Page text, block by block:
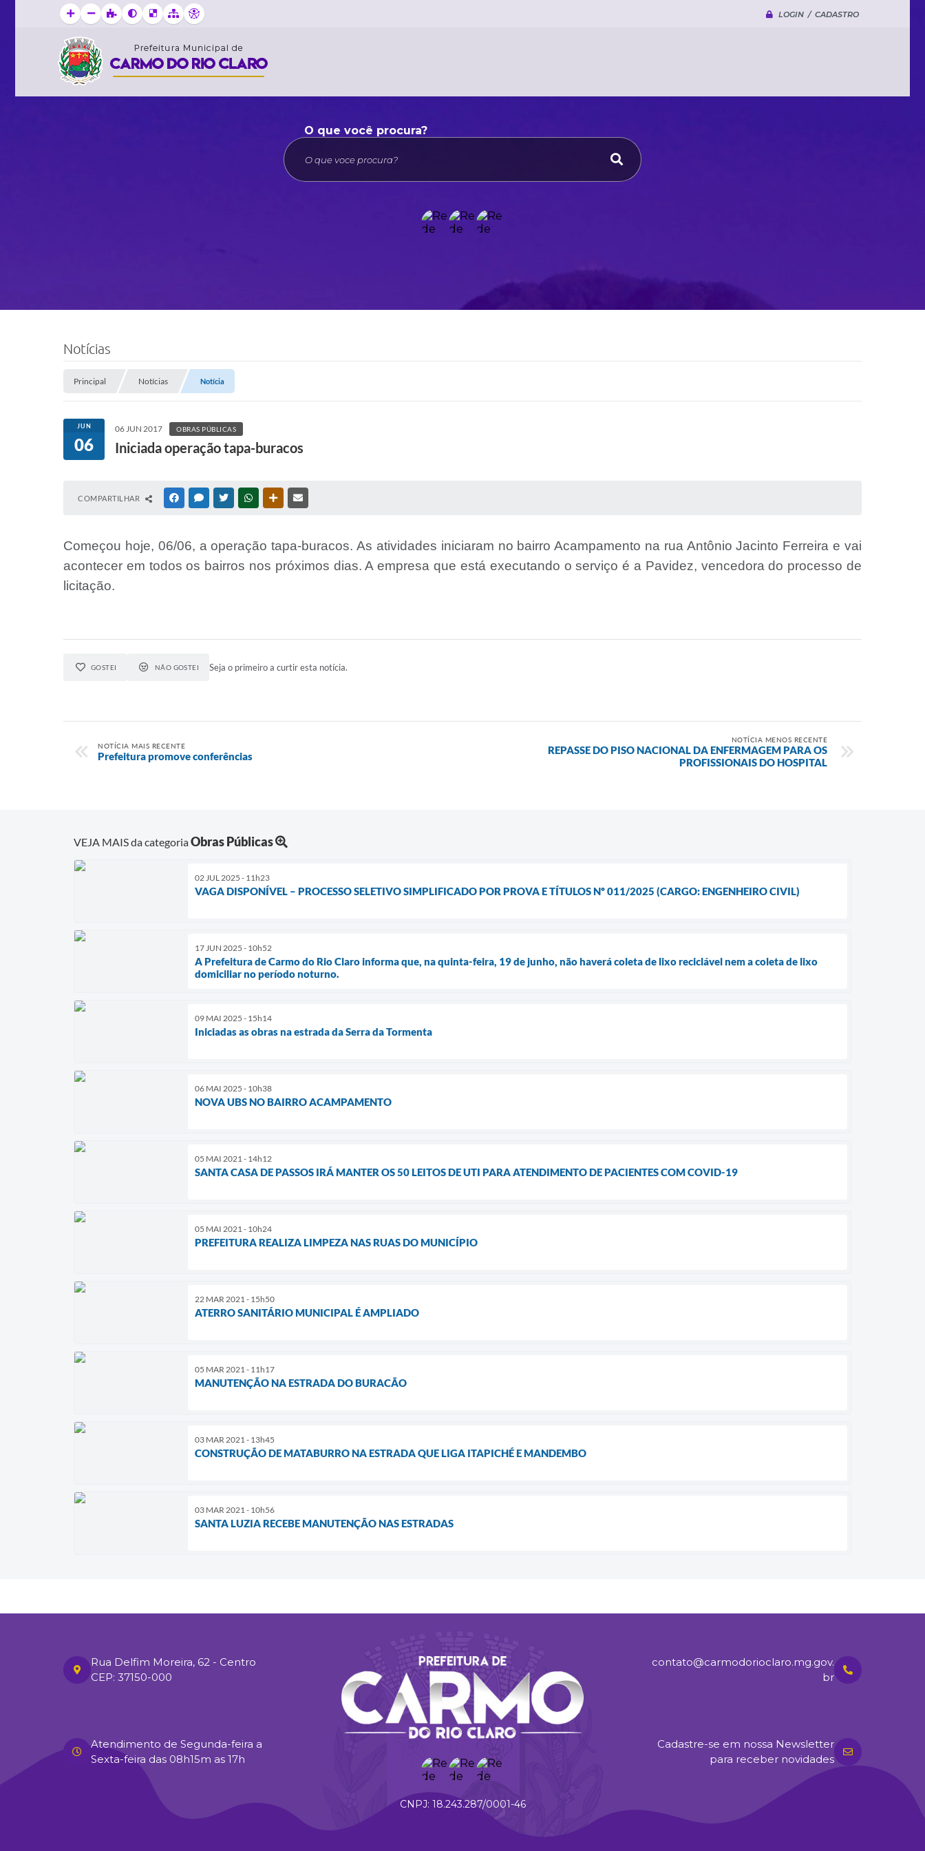
LOGIN / CADASTRO
O que voce procura?
Notícias
Principal Notícias Notícia
JUN
06
06 JUN 2017 OBRAS PÚBLICAS
Iniciada operação tapa-buracos
COMPARTILHAR FACEBOOKMESSENGER
TWITTERWHATSAPPOUTRAS MÍDIAS
Começou hoje, 06/06, a operação tapa-buracos. As atividades iniciaram no bairro Acampamento na rua Antônio Jacinto Ferreira e vai
acontecer em todos os bairros nos próximos dias. A empresa que está executando o serviço é a Pavidez, vencedora do processo de
licitação.
GOSTEI NÃO GOSTEI Seja o primeiro a curtir esta notícia.
NOTÍCIA MAIS RECENTE
Prefeitura promove conferências
NOTÍCIA MENOS RECENTE
REPASSE DO PISO NACIONAL DA ENFERMAGEM PARA OS
PROFISSIONAIS DO HOSPITAL
VEJA MAIS da categoriaObras Públicas
02 JUL 2025 - 11h23
VAGA DISPONÍVEL – PROCESSO SELETIVO SIMPLIFICADO POR PROVA E TÍTULOS Nº 011/2025 (CARGO: ENGENHEIRO CIVIL)
17 JUN 2025 - 10h52
A Prefeitura de Carmo do Rio Claro informa que, na quinta-feira, 19 de junho, não haverá coleta de lixo reciclável nem a coleta de lixo
domiciliar no período noturno.
09 MAI 2025 - 15h14
Iniciadas as obras na estrada da Serra da Tormenta
06 MAI 2025 - 10h38
NOVA UBS NO BAIRRO ACAMPAMENTO
05 MAI 2021 - 14h12
SANTA CASA DE PASSOS IRÁ MANTER OS 50 LEITOS DE UTI PARA ATENDIMENTO DE PACIENTES COM COVID-19
05 MAI 2021 - 10h24
PREFEITURA REALIZA LIMPEZA NAS RUAS DO MUNICÍPIO
22 MAR 2021 - 15h50
ATERRO SANITÁRIO MUNICIPAL É AMPLIADO
05 MAR 2021 - 11h17
MANUTENÇÃO NA ESTRADA DO BURACÃO
03 MAR 2021 - 13h45
CONSTRUÇÃO DE MATABURRO NA ESTRADA QUE LIGA ITAPICHÉ E MANDEMBO
03 MAR 2021 - 10h56
SANTA LUZIA RECEBE MANUTENÇÃO NAS ESTRADAS
Rua Delfim Moreira, 62 - Centro
CEP: 37150-000
contato@carmodorioclaro.mg.gov.
br
Atendimento de Segunda-feira a
Sexta-feira das 08h15m as 17h
18.243.287/0001-46
Cadastre-se em nossa Newsletter
para receber novidades